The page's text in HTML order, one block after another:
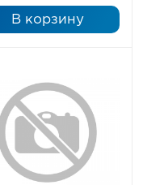
В корзину